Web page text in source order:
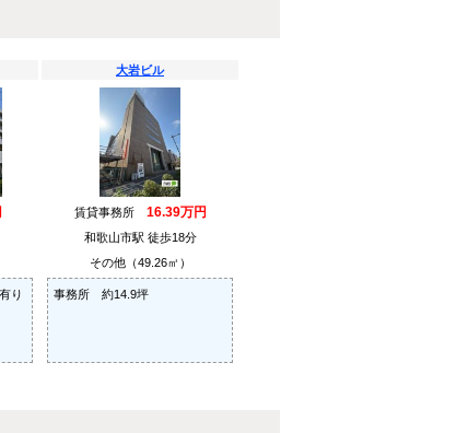
り
大岩ビル
賃貸事務所 16.39万円
和歌山市駅 徒歩18分
その他（49.26㎡）
事務所 約14.9坪